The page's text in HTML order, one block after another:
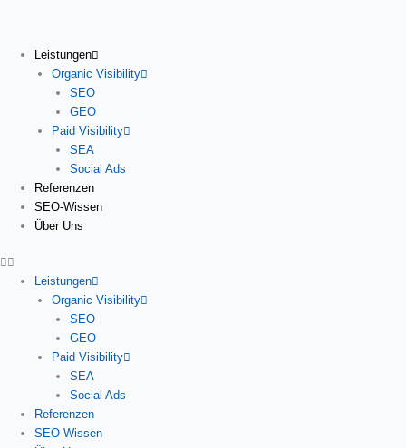
springen
Leistungen
Organic Visibility
SEO
GEO
Paid Visibility
SEA
Social Ads
Referenzen
SEO-Wissen
Über Uns
Leistungen
Organic Visibility
SEO
GEO
Paid Visibility
SEA
Social Ads
Referenzen
SEO-Wissen